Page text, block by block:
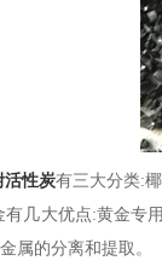
活性炭有三大分类:
大优点:黄金专用
属的分离和提取。